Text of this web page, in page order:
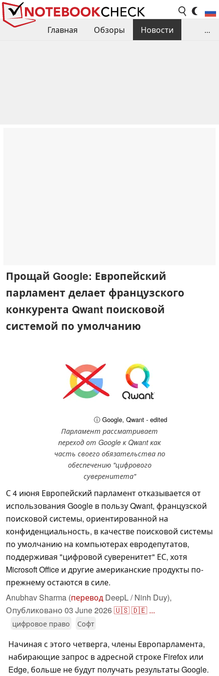
Главная Обзоры
Новости
...
Прощай Google: Европейский
парламент делает французского
конкурента Qwant поисковой
системой по умолчанию
ⓘ Google, Qwant - edited
Парламент рассматривает
переход от Google к Qwant как
часть своего обязательства по
обеспечению "цифрового
суверенитета"
С 4 июня Европейский парламент отказывается от
использования Google в пользу Qwant, французской
поисковой системы, ориентированной на
конфиденциальность, в качестве поисковой системы
по умолчанию на компьютерах евродепутатов,
поддерживая "цифровой суверенитет" ЕС, хотя
Microsoft Office и другие американские продукты по-
прежнему остаются в силе.
Anubhav Sharma (перевод DeepL / Ninh Duy),
Опубликовано 03 June 2026🇺🇸🇩🇪 ...
цифровое право Софт
Начиная с этого четверга, члены Европарламента,
набирающие запрос в адресной строке Firefox или
Edge, больше не будут получать результаты Google.